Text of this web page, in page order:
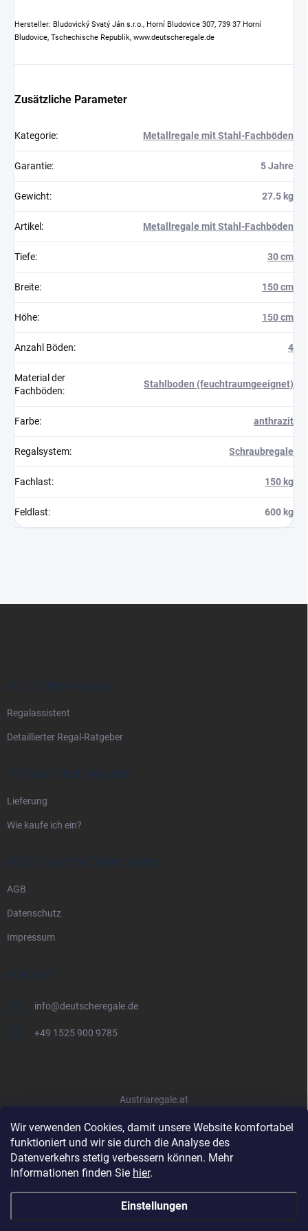
Wir verwenden Cookies, damit unsere Website komfortabel
funktioniert und wir sie durch die Analyse des
Datenverkehrs stetig verbessern können. Mehr
Informationen finden Sie hier.
Einstellungen
Hersteller: Bludovický Svatý Ján s.r.o., Horní Bludovice 307, 739 37 Horní
Bludovice, Tschechische Republik, www.deutscheregale.de
Zusätzliche Parameter
Kategorie: Metallregale mit Stahl-Fachböden
Garantie: 5 Jahre
Gewicht: 27.5 kg
Artikel : Metallregale mit Stahl-Fachböden
Tiefe: 30 cm
Breite: 150 cm
Höhe: 150 cm
Anzahl Böden: 4
Material der
Fachböden:
Stahlboden (feuchtraumgeeignet)
Farbe: anthrazit
Regalsystem: Schraubregale
Fachlast: 150 kg
Feldlast: 600 kg
ALLES ÜBER REGALE
Regalassistent
Detaillierter Regal-Ratgeber
VERSAND UND ZAHLUNG
Lieferung
Wie kaufe ich ein?
RECHTLICHE INFORMATIONEN
AGB
Datenschutz
Impressum
KONTAKT
info@deutscheregale.de
+49 1525 900 9785
Austriaregale.at